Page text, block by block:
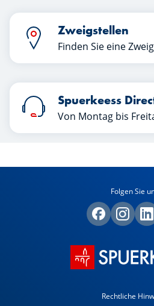
Zweigstellen
Finden Sie eine
Spuerkeess
Von Montag bis
Folgen Sie
Rechtliche